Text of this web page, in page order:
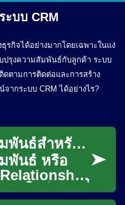
ะบบ CRM
รกิจได้อย่างมากโดยเฉพาะในแง่
ปรุงความสัมพันธ์กับลูกค้า ระบบ
ตามการติดต่อและการสร้าง
ากระบบ CRM ได้อย่างไร?
การบริหารลูกค้าสัมพันธ์สำหรับธุรกิจ
พันธ์ หรือ
หัวใจสำคัญที่